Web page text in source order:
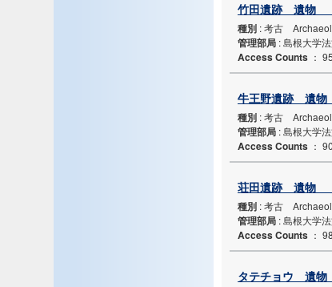
竹田遺跡 遺物 （
種別 : 考古
管理部局 : 島根大学
Access Counts ：
牛王野遺跡 遺物
種別 : 考古
管理部局 : 島根大学
Access Counts ：
荘田遺跡 遺物 （
種別 : 考古
管理部局 : 島根大学
Access Counts ：
タテチョウ 遺物